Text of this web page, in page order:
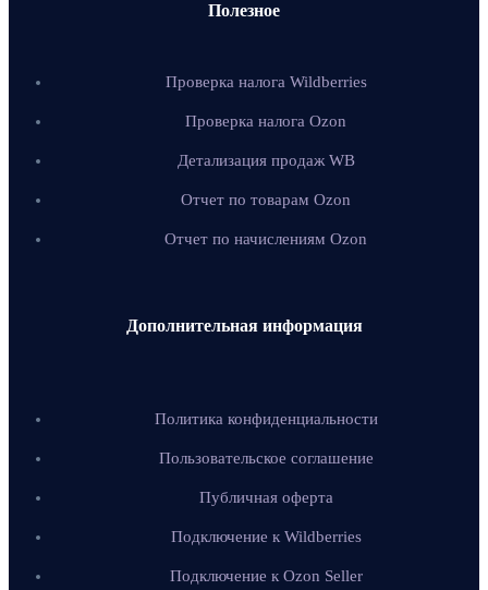
Полезное
Проверка налога Wildberries
Проверка налога Ozon
Детализация продаж WB
Отчет по товарам Ozon
Отчет по начислениям Ozon
Дополнительная информация
Политика конфиденциальности
Пользовательское соглашение
Публичная оферта
Подключение к Wildberries
Подключение к Ozon Seller